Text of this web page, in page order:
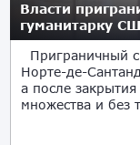
Власти
гуманитарку
Приграничный
Норте-де-
а после
множества и без